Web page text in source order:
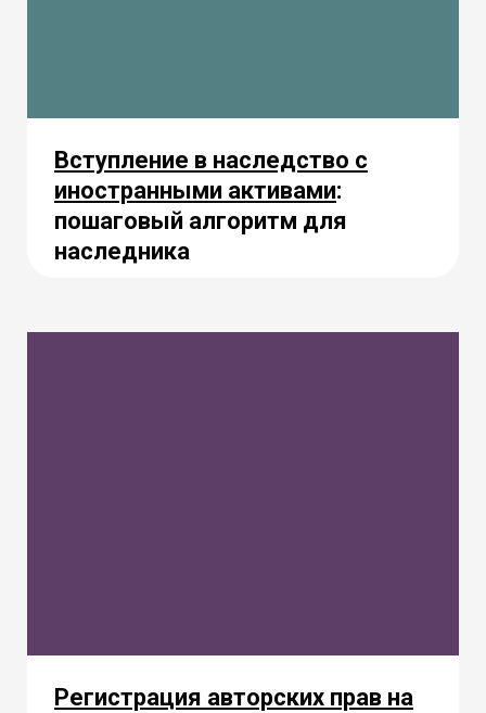
Вступление в наследство с
иностранными активами:
пошаговый алгоритм для
наследника
Регистрация авторских прав на